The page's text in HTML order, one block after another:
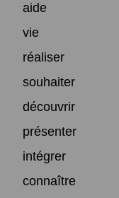
aide
vie
réaliser
souhaiter
découvrir
présenter
intégrer
connaître